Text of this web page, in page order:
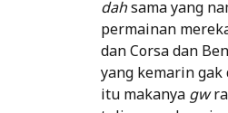
dahsama yang
permainan
dan Corsa dan
yang kemarin
itu makanya gw